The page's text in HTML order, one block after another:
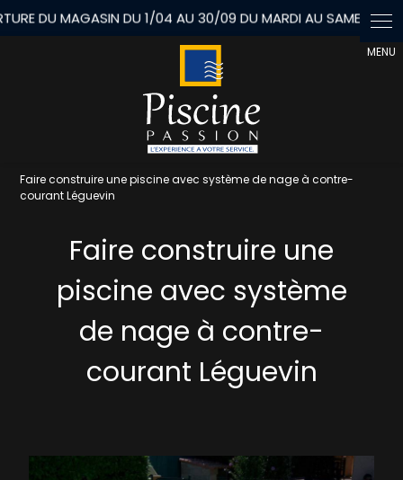
Faire construire une piscine avec système de nage à contre-
courant Léguevin
Faire construire une
piscine avec système
de nage à contre-
courant Léguevin
Panneau de gestion des cookies